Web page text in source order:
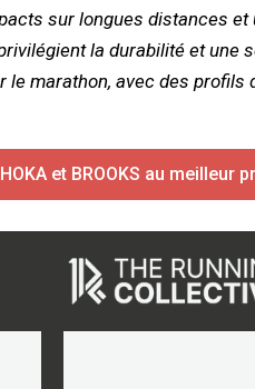
sur longues distances et
la durabilité et une
marathon, avec des profils
HOKA et BROOKS au meilleur